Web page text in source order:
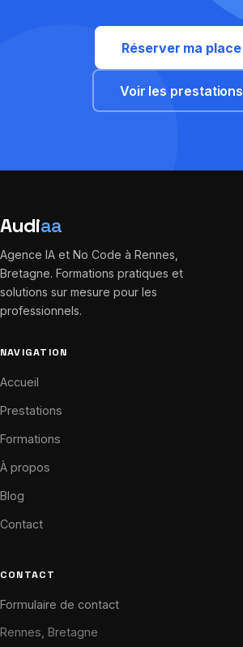
Réserver ma place
Voir les prestations
Audiaa
Agence IA et No Code à Rennes,
Bretagne. Formations pratiques et
solutions sur mesure pour les
professionnels.
NAVIGATION
Accueil
Prestations
Formations
À propos
Blog
Contact
CONTACT
Formulaire de contact
Rennes, Bretagne